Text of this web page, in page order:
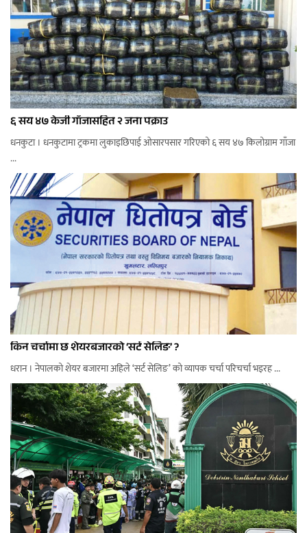
६ सय ४७ केजी गाँजासहित २ जना पक्राउ
धनकुटा । धनकुटामा ट्रकमा लुकाइछिपाई ओसारपसार गरिएको ६ सय ४७ किलोग्राम गाँजा
...
किन चर्चामा छ शेयरबजारको ‘सर्ट सेलिङ’ ?
धरान । नेपालको शेयर बजारमा अहिले ‘सर्ट सेलिङ’ को व्यापक चर्चा परिचर्चा भइरह ...